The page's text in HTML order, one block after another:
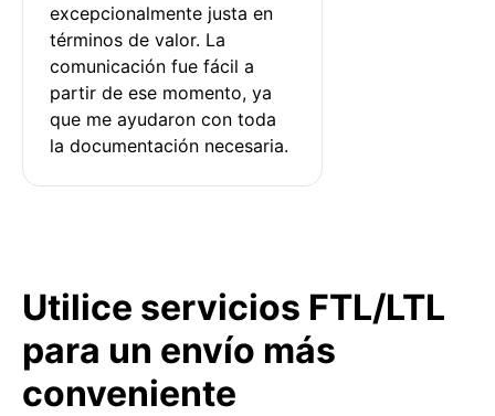
excepcionalmente justa en
términos de valor. La
comunicación fue fácil a
partir de ese momento, ya
que me ayudaron con toda
la documentación necesaria.
Utilice servicios FTL/LTL
para un envío más
conveniente